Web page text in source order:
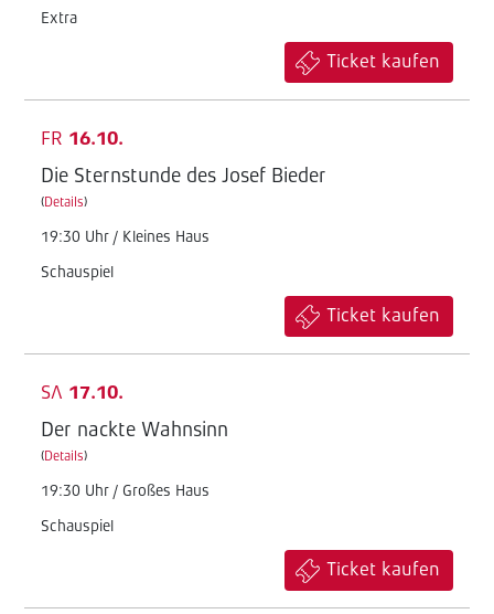
Extra
Ticket kaufen
FR 16.10.
Die Sternstunde des Josef Bieder
(Details)
19:30 Uhr / Kleines Haus
Schauspiel
Ticket kaufen
SA 17.10.
Der nackte Wahnsinn
(Details)
19:30 Uhr / Großes Haus
Schauspiel
Ticket kaufen